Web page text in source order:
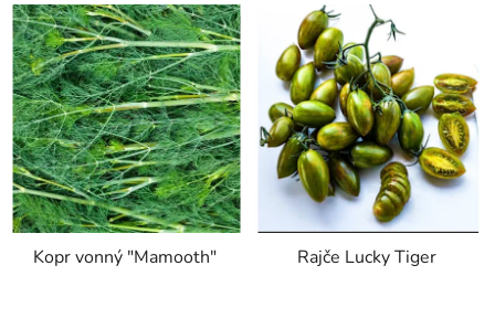
Kopr vonný "Mamooth" Rajče Lucky Tiger